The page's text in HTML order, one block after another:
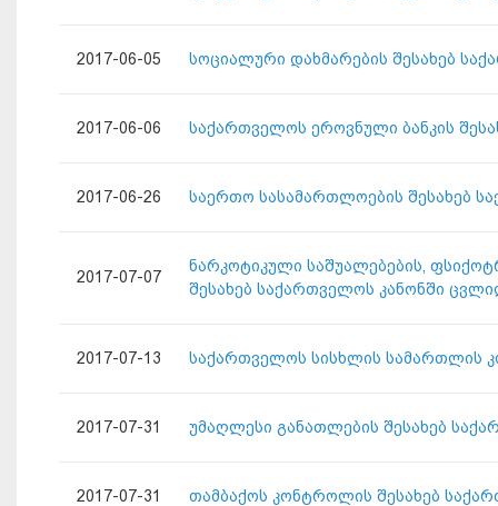
2017-06-05 სოციალური დახმარების შესახებ
2017-06-06 საქართველოს ეროვნული ბანკის
2017-06-26 საერთო სასამართლოების შესახებ
2017-07-07
ნარკოტიკული საშუალებების,
შესახებ საქართველოს კანონში
2017-07-13 საქართველოს სისხლის სამართლის
2017-07-31 უმაღლესი განათლების შესახებ
2017-07-31 თამბაქოს კონტროლის შესახებ